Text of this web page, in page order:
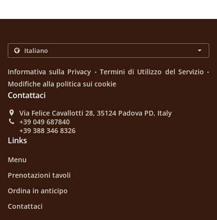
Informativa sulla Privacy . Termini di Utilizzo del Servizio .
Modifiche alla politica sui cookie
Contattaci
Via Felice Cavallotti 28, 35124 Padova PD, Italy
+39 049 687840
+39 388 346 8326
Links
Menu
Prenotazioni tavoli
Ordina in anticipo
Contattaci